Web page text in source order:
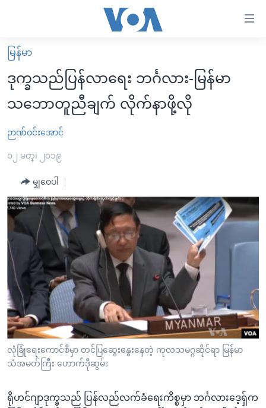
လွယ်ကူ
စေ
သည့်
များ
ပင်မ
ကျော်
ကြည့်
ရန်
ပင်မ
ညွန်း
စာမျက်နှာ
သို့
ကျော်
ကြည့်
ရန်
ရန်
မူလစာမျက်နှာ
မြန်မာ
ကမ္ဘာ့သတင်းများ
နိုင်ငံတကာ
အစ္စရေး-ပါလက်စတိုင်း
ဗွီဒီယို
အင်္ဂလိပ်စာလေ့လာမယ်
အမေရိကန်သုံးအီဒီယံ
မကြေးမုံရဲ့ အင်္ဂလိပ်စာ
ရုပ်ရှင်ထဲက အင်္ဂလိပ်စာ
သုတပဒေသာ အင်္ဂလိပ်စာ
အပတ်စဉ်ကဏ္ဍများ
ရေဒီယို
တီဗွီ
ရေဒီယိုနှင့်ရုပ်သံ အချက်အလက်များ
ရေဒီယို/တီဗွီအစီအစဉ်
Learning English
ဗွီအိုအေ လူမှုကွန်ယက်များ
မြန်မာ
ဒုက္ခသည်ပြန်လာရေး ဘင်္ဂလား-မြန်မာ
သဘောတူညီချက် လိုက်နာဖို့လို
ဉာဏ်ဝင်းအောင်
၀၂ မတ္၊ ၂၀၁၉
မျှဝေပါ
လုံခြုံရေးကောင်စီမှာ တင်ပြဆွေးနွေးနေတဲ့ ကုလသမဂ္ဂဆိုင်ရာ မြန်မာ
သံအမတ်ကြီး ဟောက်ဒိုဆွမ်း
ရိုဟင်ဂျာဒုက္ခသည် ပြန်လည်လက်ခံရေးကိစ္စမှာ ဘင်္ဂလားဒေ့ရှ်က